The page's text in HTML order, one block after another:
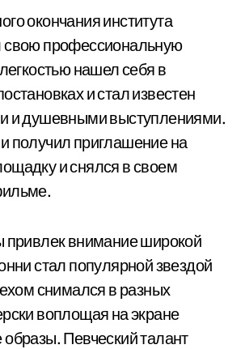
окончания института
профессиональную
нашел себя в
и стал известен
и душевными выступлениями.
получил приглашение на
и снялся в своем
привлек внимание широкой
стал популярной звездой
снимался в разных
воплощая на экране
Певческий талант